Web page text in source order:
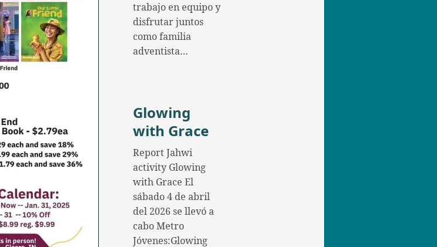
trabajo en equipo y
disfrutar juntos
como familia
adventista…
Glowing
with Grace
Report Jahwi
activity Glowing
with Grace El
sábado 4 de abril
del 2026 se llevó a
cabo Metro
Jóvenes:Glowing